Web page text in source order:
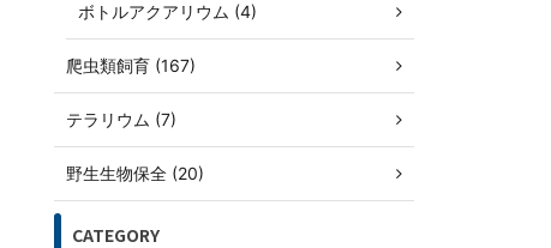
ボトルアクアリウム (4)
爬虫類飼育 (167)
テラリウム (7)
野生生物保全 (20)
CATEGORY